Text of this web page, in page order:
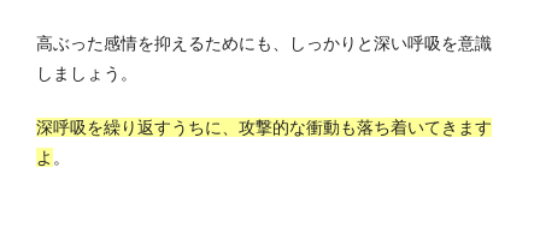
高ぶった感情を抑えるためにも、しっかりと深い呼吸を意識
しましょう。
深呼吸を繰り返すうちに、攻撃的な衝動も落ち着いてきます
よ 。